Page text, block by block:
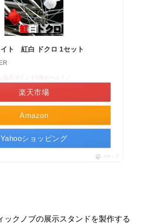
イト 紅白 ドクロ 1セット
Amazon
楽天市場
Yahooショッピング
ポチップ
ックノブの展示スタンドを製作する